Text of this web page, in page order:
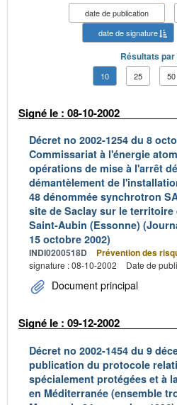
date de publication
date de signature
Résultats par
10 25 50
Signé le : 08-10-2002
Décret no 2002-1254 du 8
Commissariat à l'énergie
opérations de mise à l'arrêt
démantèlement de
48 dénommée synchrotron
site de Saclay sur le territoire
Saint-Aubin (Essonne)
15 octobre 2002)
INDI0200518D Prévention des
signature : 08-10-2002
Date de
Document principal
Signé le : 09-12-2002
Décret no 2002-1454 du 9
publication du protocole
spécialement protégées et à
en Méditerranée (ensemble